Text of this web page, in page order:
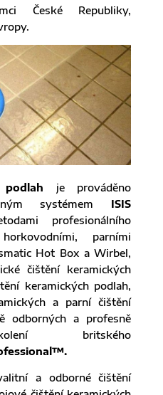
České Republiky,
je prováděno
systémem ISIS
profesionálního
parními
Hot Box a Wirbel,
čištění keramických
keramických podlah,
a parní čištění
odborných a profesně
britského
a odborné čištění